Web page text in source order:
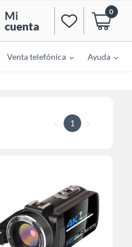
Mi
cuenta
0
Venta telefónica Ayuda
1